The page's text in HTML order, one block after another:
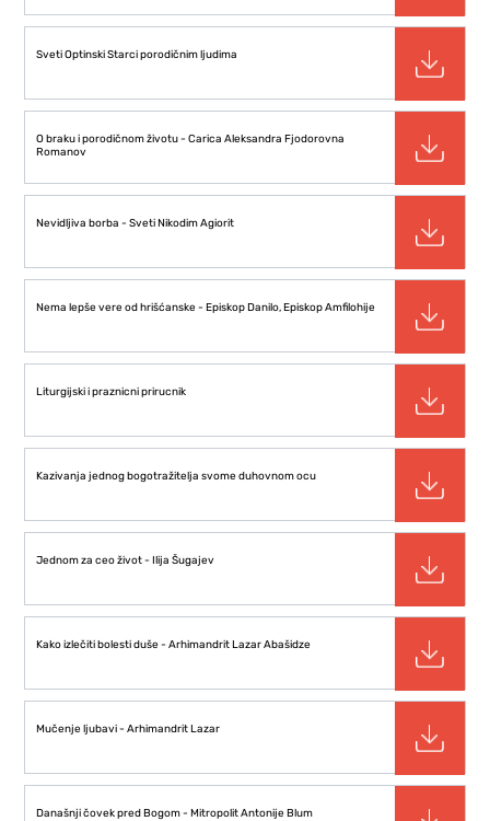
Sveti Optinski Starci porodičnim ljudima
O braku i porodičnom životu - Carica Aleksandra Fjodorovna
Romanov
Nevidljiva borba - Sveti Nikodim Agiorit
Nema lepše vere od hrišćanske - Episkop Danilo, Episkop Amfilohije
Liturgijski i praznicni prirucnik
Kazivanja jednog bogotražitelja svome duhovnom ocu
Jednom za ceo život - Ilija Šugajev
Kako izlečiti bolesti duše - Arhimandrit Lazar Abašidze
Mučenje ljubavi - Arhimandrit Lazar
Današnji čovek pred Bogom - Mitropolit Antonije Blum